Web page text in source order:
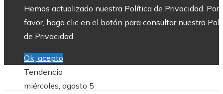
Hemos actualizado nuestra Política de Privacidad. Por
favor, haga clic en el botón para consultar nuestra
de Privacidad.
Ok, acepto
Tendencia
miércoles, agosto 5